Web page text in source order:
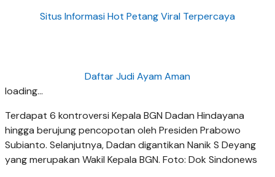
Situs Informasi Hot Petang Viral Terpercaya
Daftar Judi Ayam Aman
loading...
Terdapat 6 kontroversi Kepala BGN Dadan Hindayana
hingga berujung pencopotan oleh Presiden Prabowo
Subianto. Selanjutnya, Dadan digantikan Nanik S Deyang
yang merupakan Wakil Kepala BGN. Foto: Dok Sindonews